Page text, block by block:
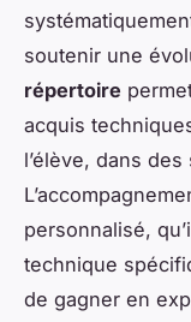
soutenir une
répertoire
acquis
l’élève, dans
personnalisé,
technique
de gagner en